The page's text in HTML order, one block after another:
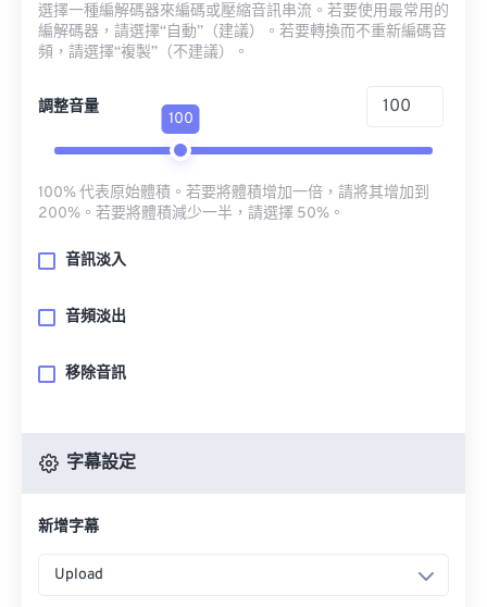
選擇一種編解碼器來編碼或壓縮音訊串流。若要使用最常用的
編解碼器，請選擇“自動”（建議）。若要轉換而不重新編碼音
頻，請選擇“複製”（不建議）。
調整音量
100
100% 代表原始體積。若要將體積增加一倍，請將其增加到
200%。若要將體積減少一半，請選擇 50%。
音訊淡入
音頻淡出
移除音訊
字幕設定
新增字幕
Upload